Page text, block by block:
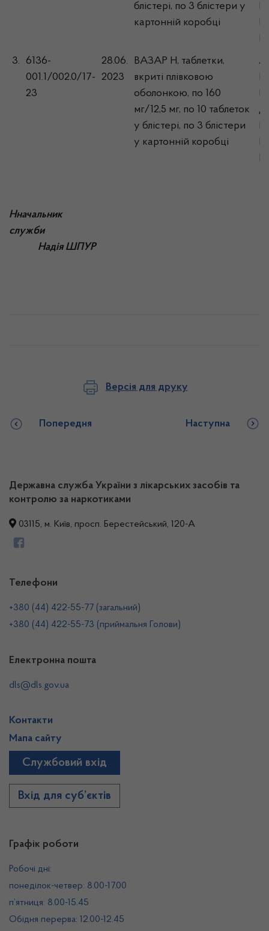
блістері, по 3 блістери у
картонній коробці
3.
6136-
001.1/002.0/17-
23
28.06.
2023
ВАЗАР Н, таблетки,
вкриті плівковою
оболонкою, по 160
мг/12,5 мг, по 10 таблеток
у блістері, по 3 блістери
у картонній коробці
Нначальник
Надія ШПУР
Версія для друку
Попередня Наступна
Державна служба України з лікарських засобів та
контролю за наркотиками
03115, м. Київ, просп. Берестейський, 120-А
Графік роботи
Робочі дні:
понеділок-четвер: 8.00-17.00
п’ятниця: 8.00-15.45
Обідня перерва: 12.00-12.45
Телефони
+380 (44) 422-55-77 (загальний)
+380 (44) 422-55-73 (приймальня Голови)
Електронна пошта
dls@dls.gov.ua
Контакти
Мапа сайту
Службовий вхід
Вхід для суб’єктів